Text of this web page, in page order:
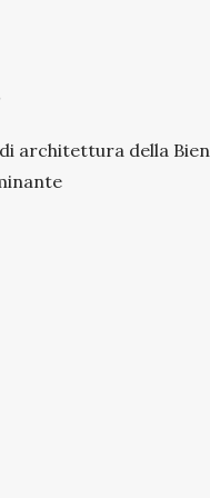
architettura della